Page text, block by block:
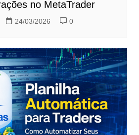
no MetaTrader
24/03/2026 0